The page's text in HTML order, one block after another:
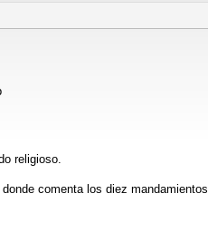
religioso.
comenta los diez mandamientos.